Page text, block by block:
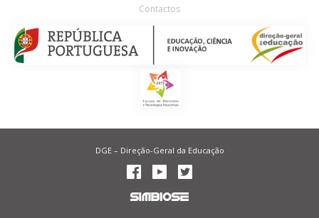
Contactos
DGE – Direção-Geral da Educação